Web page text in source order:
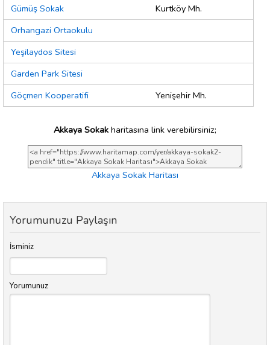
Gümüş Sokak
Kurtköy Mh.
Orhangazi Ortaokulu
Yeşilaydos Sitesi
Garden Park Sitesi
Göçmen Kooperatifi
Yenişehir Mh.
Akkaya Sokak haritasına link verebilirsiniz;
Akkaya Sokak Haritası
Yorumunuzu Paylaşın
İsminiz
Yorumunuz